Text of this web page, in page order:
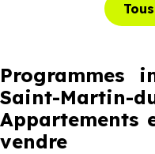
Programmes
Saint-Martin-
Appartements
vendre